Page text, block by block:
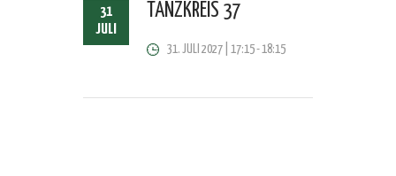
31
JULI
TANZKREIS 37
31. JULI 2027 | 17:15-18:15